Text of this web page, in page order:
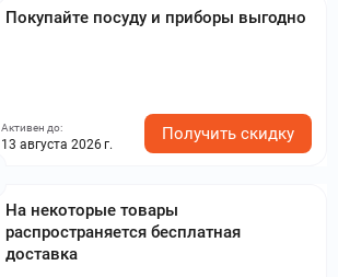
Покупайте посуду и приборы выгодно
Активен до:
13 августа 2026 г.
Получить скидку
На некоторые товары
распространяется бесплатная
доставка